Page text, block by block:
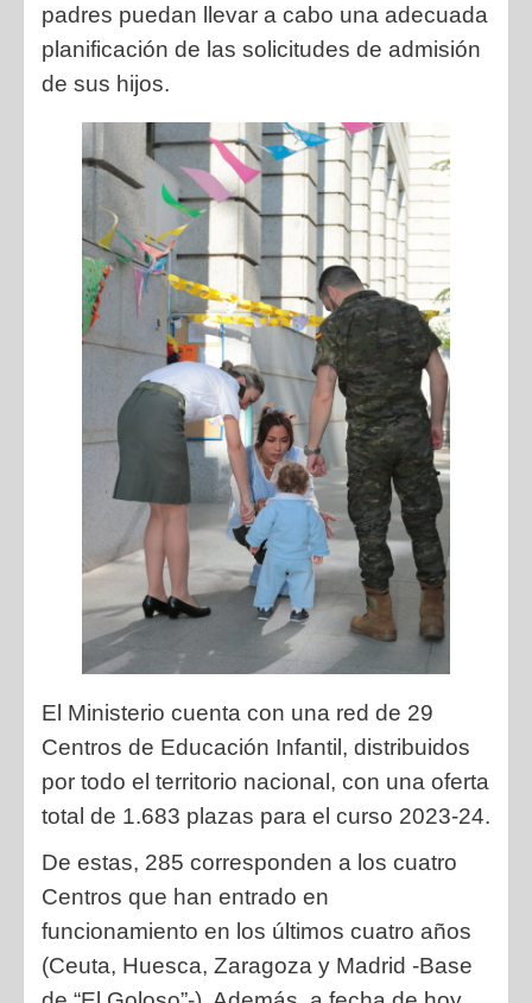
padres puedan llevar a cabo una adecuada
planificación de las solicitudes de admisión
de sus hijos.
El Ministerio cuenta con una red de 29
Centros de Educación Infantil, distribuidos
por todo el territorio nacional, con una oferta
total de 1.683 plazas para el curso 2023-24.
De estas, 285 corresponden a los cuatro
Centros que han entrado en
funcionamiento en los últimos cuatro años
(Ceuta, Huesca, Zaragoza y Madrid -Base